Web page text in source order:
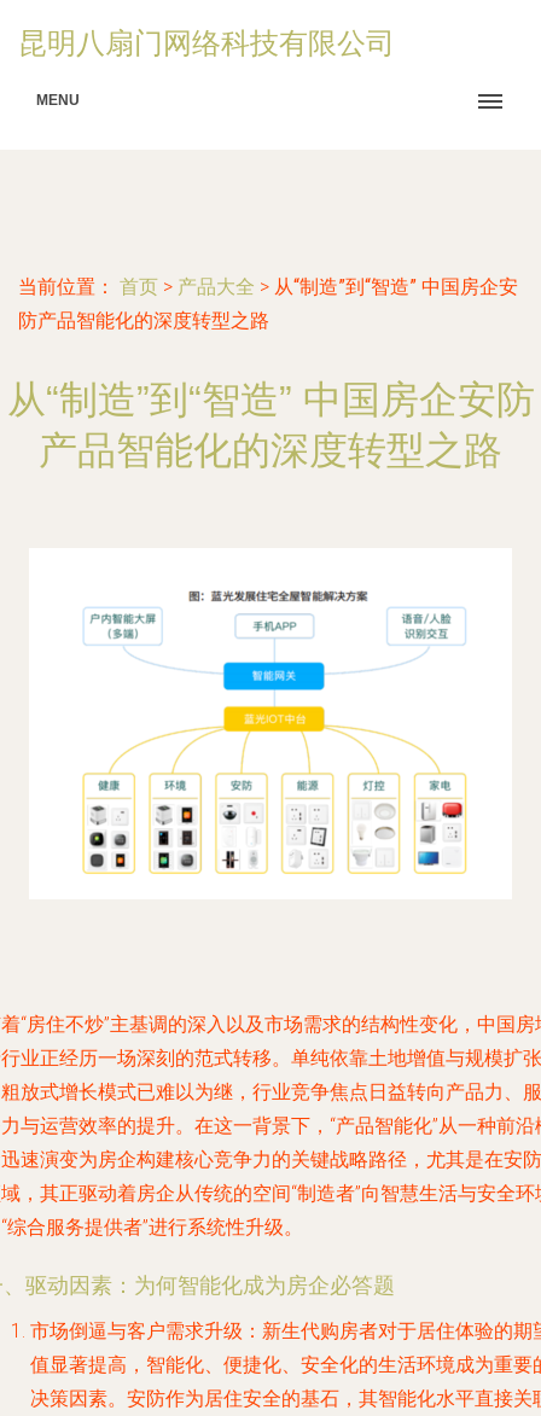
昆明八扇门网络科技有限公司
MENU
当前位置： 首页 > 产品大全 > 从“制造”到“智造” 中国房企安
防产品智能化的深度转型之路
从“制造”到“智造” 中国房企安防
产品智能化的深度转型之路
“房住不炒”主基调的深入以及市场需求的结构性变化，中国房
业正经历一场深刻的范式转移。单纯依靠土地增值与规模扩张
放式增长模式已难以为继，行业竞争焦点日益转向产品力、服
与运营效率的提升。在这一背景下，“产品智能化”从一种前沿
速演变为房企构建核心竞争力的关键战略路径，尤其是在安防
，其正驱动着房企从传统的空间“制造者”向智慧生活与安全环
综合服务提供者”进行系统性升级。
驱动因素：为何智能化成为房企必答题
市场倒逼与客户需求升级 ：新生代购房者对于居住体验的期
值显著提高，智能化、便捷化、安全化的生活环境成为重要
决策因素。安防作为居住安全的基石，其智能化水平直接关